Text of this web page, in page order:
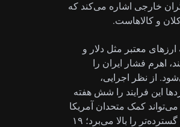
خارجی اشاره می‌کند که
و کالاهاست.
معتبر مثل دلار و
کنند، اهرم فشار ایران را
از نظر اجرایی،
بکشد؛ برخی برآوردها این فرایند را شش هفته
کمک متحدان آمریکا
برای بازگشایی تنگه باشد که شاید زمان را کوتاه کند، اما ریسک تلافی و درگیری گسترده‌تر را بالا می‌برد؛ ۱۹